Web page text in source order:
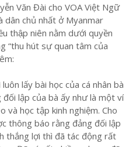
Văn Đài cho VOA Việt Ngữ
dân chủ nhất ở Myanmar
thập niên nằm dưới quyền
“thu hút sự quan tâm của
lấy bài học của cá nhân bà
đối lập của bà ấy như là một ví
và học tập kinh nghiệm. Cho
thông báo rằng đảng đối lập
thắng lợi thì đã tác động rất